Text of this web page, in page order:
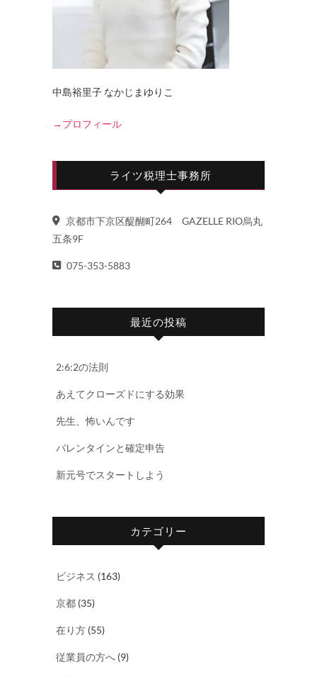
中島裕里子 なかじまゆりこ
→プロフィール
ライツ税理士事務所
京都市下京区醍醐町264 GAZELLE RIO烏丸
五条9F
075-353-5883
最近の投稿
2:6:2の法則
あえてクローズドにする効果
先生、怖いんです
バレンタインと確定申告
新元号でスタートしよう
カテゴリー
ビジネス (163)
京都 (35)
在り方 (55)
従業員の方へ (9)